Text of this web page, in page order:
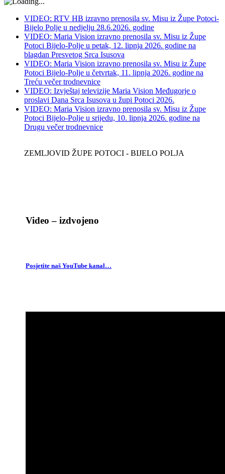
VIDEO: RTV HB izravno prenosila sv. Misu iz Župe Potoci-
Bijelo Polje u nedjelju 28.6.2026. godine
VIDEO: Maria Vision izravno prenosila sv. Misu iz Župe
Potoci Bijelo-Polje u petak, 12. lipnja 2026. godine na
blagdan Presvetog Srca Isusova
VIDEO: Maria Vision izravno prenosila sv. Misu iz Župe
Potoci Bijelo-Polje u četvrtak, 11. lipnja 2026. godine na
Treću večer trodnevnice
VIDEO: Izvještaj televizije Maria Vision Međugorje o
proslavi Dana Srca Isusova u župi Potoci 2026.
VIDEO: Maria Vision izravno prenosila sv. Misu iz Župe
Potoci Bijelo-Polje u srijedu, 10. lipnja 2026. godine na
Drugu večer trodnevnice
ZEMLJOVID ŽUPE POTOCI - BIJELO POLJA
Video – izdvojeno
Posjetite naš YouTube kanal…